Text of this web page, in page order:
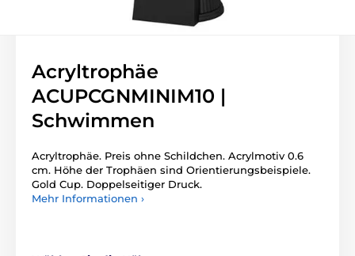
Acryltrophäe
ACUPCGNMINIM10 |
Schwimmen
Acryltrophäe. Preis ohne Schildchen. Acrylmotiv 0.6
cm. Höhe der Trophäen sind Orientierungsbeispiele.
Gold Cup. Doppelseitiger Druck.
Mehr Informationen ›